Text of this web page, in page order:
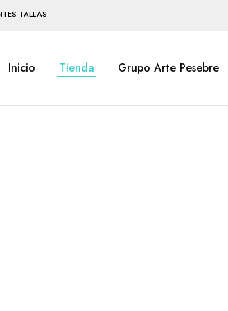
TALLAS
Inicio Tienda Grupo Arte Pesebre